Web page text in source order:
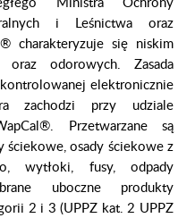
i Leśnictwa oraz
charakteryzuje się niskim
odorowych. Zasada
elektronicznie
zachodzi przy udziale
Przetwarzane są
ściekowe, osady ściekowe z
wytłoki, fusy, odpady
uboczne produkty
2 i 3 (UPPZ kat. 2 UPPZ